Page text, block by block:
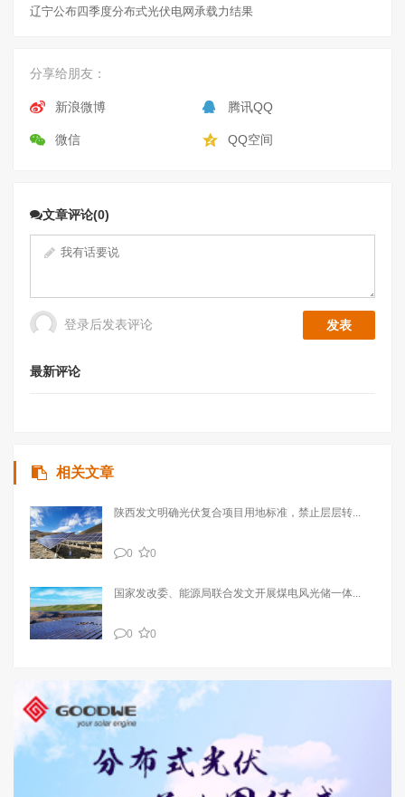
辽宁公布四季度分布式光伏电网承载力结果
分享给朋友：
新浪微博 腾讯QQ
微信 QQ空间
文章评论(0)
登录后发表评论
最新评论
相关文章
陕西发文明确光伏复合项目用地标准，禁止层层转...
0 0
国家发改委、能源局联合发文开展煤电风光储一体...
0 0